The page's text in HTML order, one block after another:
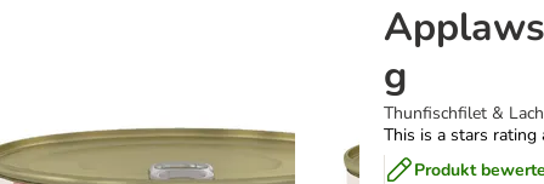
g
Thunfischfilet &
This is a stars rating
Produkt